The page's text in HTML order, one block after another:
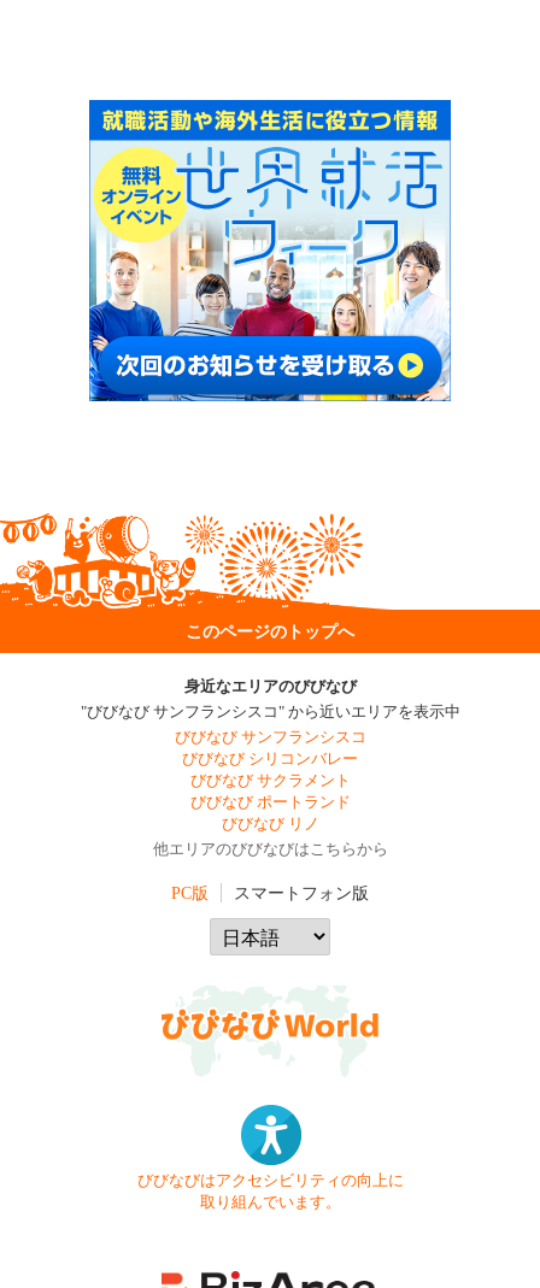
このページのトップへ
身近なエリアのびびなび
"びびなび サンフランシスコ" から近いエリアを表示中
びびなび サンフランシスコ
びびなび シリコンバレー
びびなび サクラメント
びびなび ポートランド
びびなび リノ
他エリアのびびなびはこちらから
PC版 スマートフォン版
びびなびはアクセシビリティの向上に
取り組んでいます。